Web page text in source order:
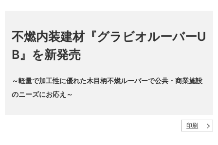
不燃内装建材『グラビオルーバーU
B』を新発売
～軽量で加工性に優れた木目柄不燃ルーバーで公共・商業施設
のニーズにお応え～
印刷